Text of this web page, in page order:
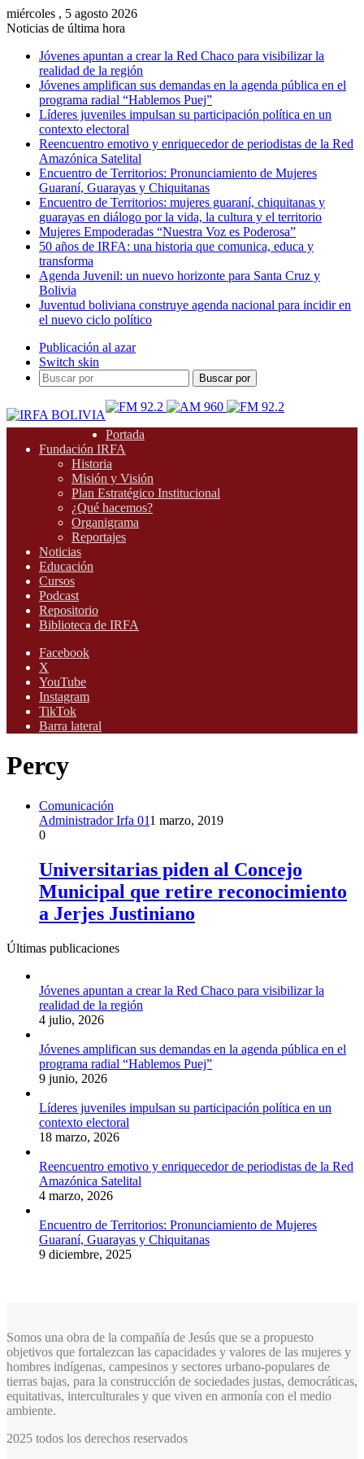
miércoles , 5 agosto 2026
Noticias de última hora
Jóvenes apuntan a crear la Red Chaco para visibilizar la
realidad de la región
Jóvenes amplifican sus demandas en la agenda pública en el
programa radial “Hablemos Puej”
Líderes juveniles impulsan su participación política en un
contexto electoral
Reencuentro emotivo y enriquecedor de periodistas de la Red
Amazónica Satelital
Encuentro de Territorios: Pronunciamiento de Mujeres
Guaraní, Guarayas y Chiquitanas
Encuentro de Territorios: mujeres guaraní, chiquitanas y
guarayas en diálogo por la vida, la cultura y el territorio
Mujeres Empoderadas “Nuestra Voz es Poderosa”
50 años de IRFA: una historia que comunica, educa y
transforma
Agenda Juvenil: un nuevo horizonte para Santa Cruz y
Bolivia
Juventud boliviana construye agenda nacional para incidir en
el nuevo ciclo político
Publicación al azar
Switch skin
Buscar por
Portada
Fundación IRFA
Historia
Misión y Visión
Plan Estratégico Institucional
¿Qué hacemos?
Organigrama
Reportajes
Noticias
Educación
Cursos
Podcast
Repositorio
Biblioteca de IRFA
Facebook
X
YouTube
Instagram
TikTok
Barra lateral
Percy
Comunicación
Administrador Irfa 011 marzo, 2019
0
Universitarias piden al Concejo
Municipal que retire reconocimiento
a Jerjes Justiniano
Últimas publicaciones
Jóvenes apuntan a crear la Red Chaco para visibilizar la
realidad de la región
4 julio, 2026
Jóvenes amplifican sus demandas en la agenda pública en el
programa radial “Hablemos Puej”
9 junio, 2026
Líderes juveniles impulsan su participación política en un
contexto electoral
18 marzo, 2026
Reencuentro emotivo y enriquecedor de periodistas de la Red
Amazónica Satelital
4 marzo, 2026
Encuentro de Territorios: Pronunciamiento de Mujeres
Guaraní, Guarayas y Chiquitanas
9 diciembre, 2025
Somos una obra de la compañía de Jesús que se a propuesto
objetivos que fortalezcan las capacidades y valores de las mujeres y
hombres indígenas, campesinos y sectores urbano-populares de
tierras bajas, para la construcción de sociedades justas, democráticas,
equitativas, interculturales y que viven en armonía con el medio
ambiente.
2025 todos los derechos reservados